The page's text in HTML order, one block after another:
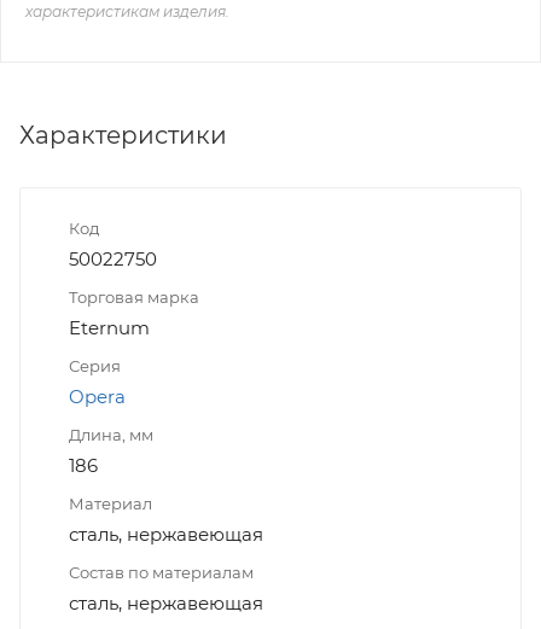
характеристикам изделия.
Характеристики
Код
50022750
Торговая марка
Eternum
Серия
Opera
Длина, мм
186
Материал
сталь, нержавеющая
Состав по материалам
сталь, нержавеющая